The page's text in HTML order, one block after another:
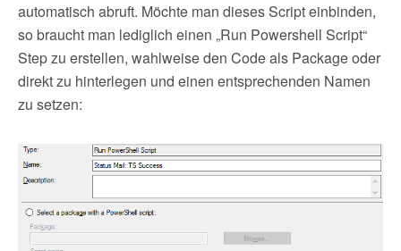
automatisch abruft. Möchte man dieses Script einbinden,
so braucht man lediglich einen „Run Powershell Script“
Step zu erstellen, wahlweise den Code als Package oder
direkt zu hinterlegen und einen entsprechenden Namen
zu setzen: